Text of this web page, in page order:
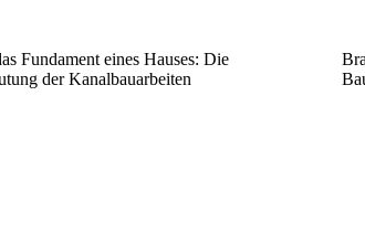
Fundament eines Hauses: Die
der Kanalbauarbeiten